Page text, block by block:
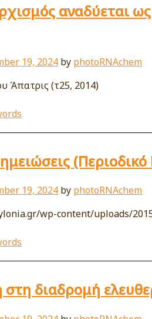
αναδύεται
19, 2024 by photoRNAchem
Άπατρις (τ25, 2014)
19, 2024 by photoRNAchem
wp-content/uploads/
στη διαδρομή